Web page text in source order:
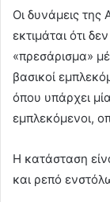
Οι δυνάμεις της
εκτιμάται ότι
«πρεσάρισμα»
βασικοί
όπου υπάρχει
εμπλεκόμενοι,
Η κατάσταση
και ρεπό